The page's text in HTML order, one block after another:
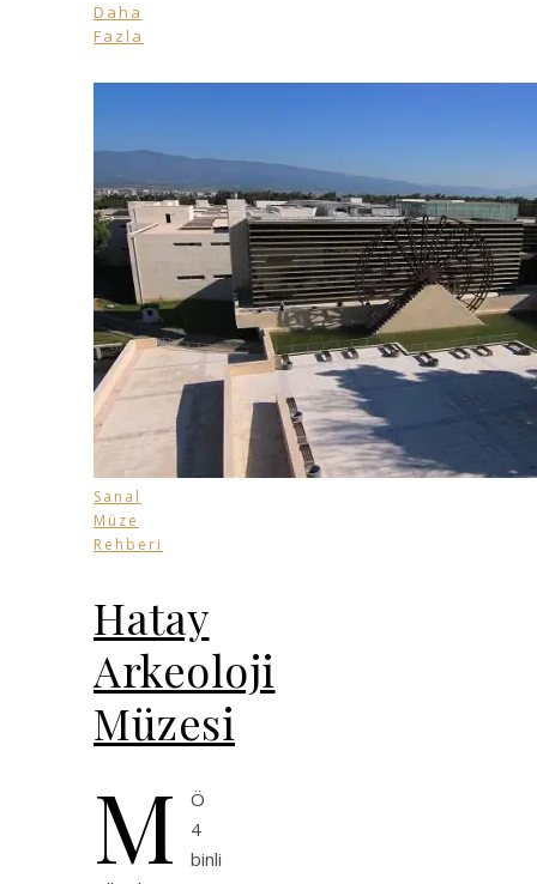
Daha
Fazla
Sanal
Müze
Rehberi
Hatay
Arkeoloji
Müzesi
M
Ö
4
binli